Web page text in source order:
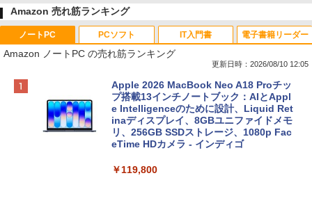
Amazon 売れ筋ランキング
ノートPC
Amazon ノートPC の売れ筋ランキング
更新日時：2026/08/10 12:05
Apple 2026 MacBook Neo A18 Proチッ
プ搭載13インチノートブック：AIとAppl
e Intelligenceのために設計、Liquid Ret
inaディスプレイ、8GBユニファイドメモ
リ、256GB SSDストレージ、1080p Fac
eTime HDカメラ - インディゴ
￥119,800
PCソフト IT入門書 電子書籍リーダー